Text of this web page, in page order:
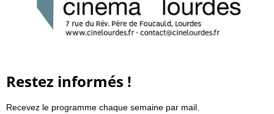
Restez informés !
Recevez le programme chaque semaine par mail.